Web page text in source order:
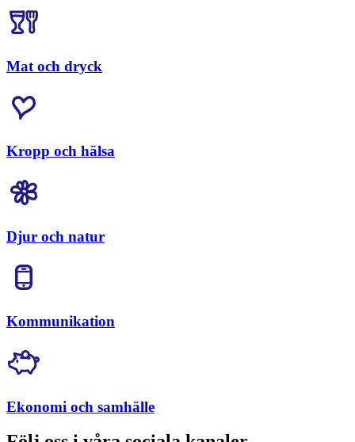
Mat och dryck
Kropp och hälsa
Djur och natur
Kommunikation
Ekonomi och samhälle